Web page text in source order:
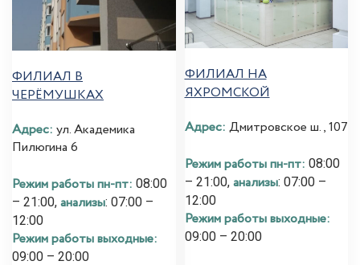
ФИЛИАЛ В
ЧЕРЁМУШКАХ
Адрес: ул. Академика
Пилюгина 6
Режим работы пн-пт: 08:00
– 21:00, анализы: 07:00 –
12:00
Режим работы выходные:
09:00 – 20:00
ФИЛИАЛ НА
ЯХРОМСКОЙ
Адрес: Дмитровское ш., 107
Режим работы пн-пт: 08:00
– 21:00, анализы: 07:00 –
12:00
Режим работы выходные:
09:00 – 20:00